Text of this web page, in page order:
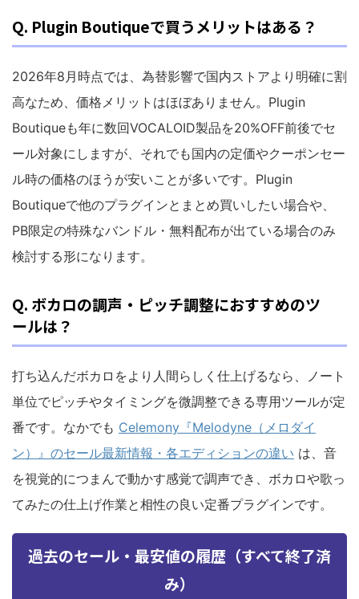
Q. Plugin Boutiqueで買うメリットはある？
2026年8月時点では、為替影響で国内ストアより明確に割
高なため、価格メリットはほぼありません。Plugin
Boutiqueも年に数回VOCALOID製品を20%OFF前後でセ
ール対象にしますが、それでも国内の定価やクーポンセー
ル時の価格のほうが安いことが多いです。Plugin
Boutiqueで他のプラグインとまとめ買いしたい場合や、
PB限定の特殊なバンドル・無料配布が出ている場合のみ
検討する形になります。
Q. ボカロの調声・ピッチ調整におすすめのツ
ールは？
打ち込んだボカロをより人間らしく仕上げるなら、ノート
単位でピッチやタイミングを微調整できる専用ツールが定
番です。なかでも Celemony『Melodyne（メロダイ
ン）』のセール最新情報・各エディションの違い は、音
を視覚的につまんで動かす感覚で調声でき、ボカロや歌っ
てみたの仕上げ作業と相性の良い定番プラグインです。
過去のセール・最安値の履歴（すべて終了済
み）